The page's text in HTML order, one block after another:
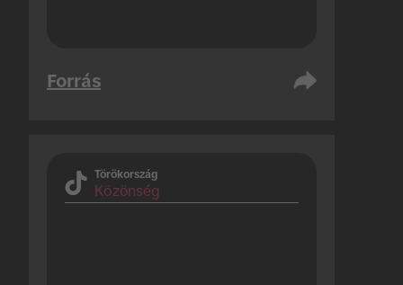
Forrás
Törökország
Közönség